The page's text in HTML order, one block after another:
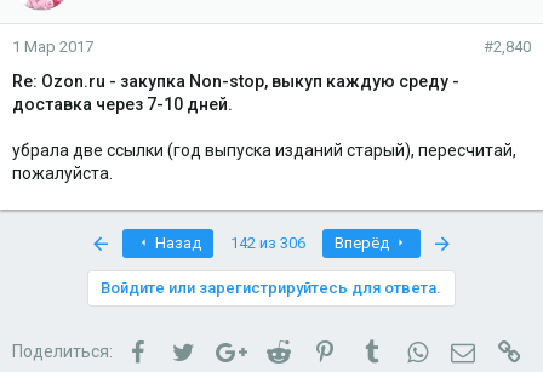
1 Мар 2017 #2,840
Re: Ozon.ru - закупка Non-stop, выкуп каждую среду -
доставка через 7-10 дней.
убрала две ссылки (год выпуска изданий старый), пересчитай,
пожалуйста.
Назад 142 из 306 Вперёд
Войдите или зарегистрируйтесь для ответа.
Поделиться: FacebookTwitterGoogle+Reddit PinterestTumblrWhatsApp